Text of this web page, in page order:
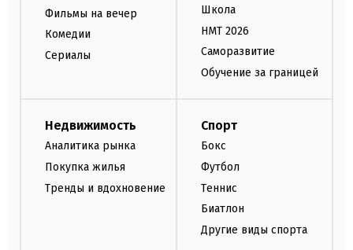
Фильмы на вечер
Комедии
Сериалы
Школа
НМТ 2026
Саморазвитие
Обучение за границей
Недвижимость
Аналитика рынка
Покупка жилья
Тренды и вдохновение
Спорт
Бокс
Футбол
Теннис
Биатлон
Другие виды спорта